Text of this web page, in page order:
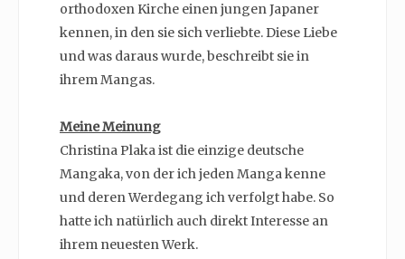
orthodoxen Kirche einen jungen Japaner
kennen, in den sie sich verliebte. Diese Liebe
und was daraus wurde, beschreibt sie in
ihrem Mangas.
Meine Meinung
Christina Plaka ist die einzige deutsche
Mangaka, von der ich jeden Manga kenne
und deren Werdegang ich verfolgt habe. So
hatte ich natürlich auch direkt Interesse an
ihrem neuesten Werk.